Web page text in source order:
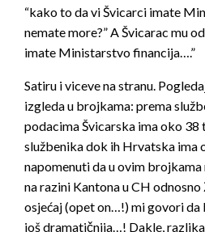
“kako to da vi Švicarci imate
nemate more?” A Švicarac mu
imate Ministarstvo financija….”
Satiru i viceve na stranu.
izgleda u brojkama: prema
podacima Švicarska ima oko 38
službenika dok ih Hrvatska ima
napomenuti da u ovim
na razini Kantona u CH
osjećaj (opet on…!) mi govori da
još dramatičnija…! Dakle,